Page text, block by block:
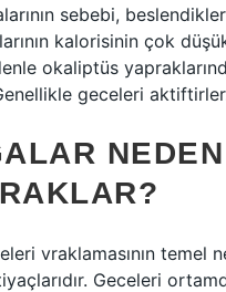
sebebi,
kalorisinin çok
okaliptüs
geceleri
NEDEN
vraklamasının temel
Geceleri